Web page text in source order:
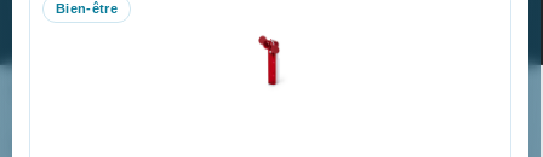
Bien-être
Nos expertises & accompagnement global